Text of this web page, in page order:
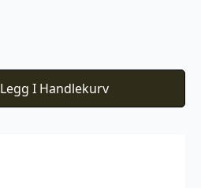
Legg I Handlekurv